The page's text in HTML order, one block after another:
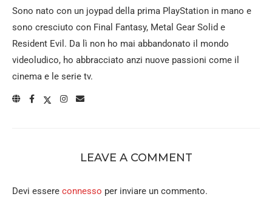
Sono nato con un joypad della prima PlayStation in mano e
sono cresciuto con Final Fantasy, Metal Gear Solid e
Resident Evil. Da lì non ho mai abbandonato il mondo
videoludico, ho abbracciato anzi nuove passioni come il
cinema e le serie tv.
LEAVE A COMMENT
Devi essere connesso per inviare un commento.